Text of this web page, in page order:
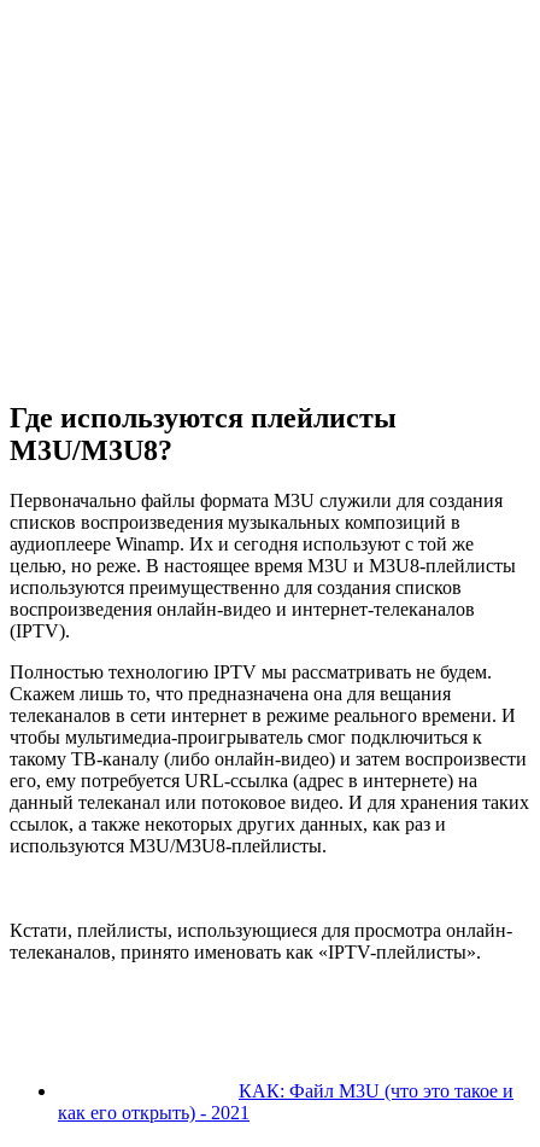
Где используются плейлисты
M3U/M3U8?
Первоначально файлы формата M3U служили для создания
списков воспроизведения музыкальных композиций в
аудиоплеере Winamp. Их и сегодня используют с той же
целью, но реже. В настоящее время M3U и M3U8-плейлисты
используются преимущественно для создания списков
воспроизведения онлайн-видео и интернет-телеканалов
(IPTV).
Полностью технологию IPTV мы рассматривать не будем.
Скажем лишь то, что предназначена она для вещания
телеканалов в сети интернет в режиме реального времени. И
чтобы мультимедиа-проигрыватель смог подключиться к
такому ТВ-каналу (либо онлайн-видео) и затем воспроизвести
его, ему потребуется URL-ссылка (адрес в интернете) на
данный телеканал или потоковое видео. И для хранения таких
ссылок, а также некоторых других данных, как раз и
используются M3U/M3U8-плейлисты.
Кстати, плейлисты, использующиеся для просмотра онлайн-
телеканалов, принято именовать как «IPTV-плейлисты».
КАК: Файл M3U (что это такое и
как его открыть) - 2021